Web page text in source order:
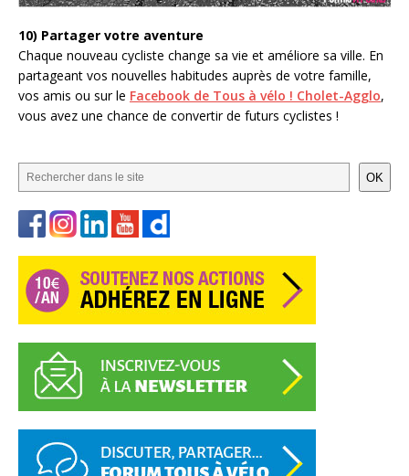
10) Partager votre aventure
Chaque nouveau cycliste change sa vie et améliore sa ville. En
partageant vos nouvelles habitudes auprès de votre famille,
vos amis ou sur le Facebook de Tous à vélo ! Cholet-Agglo,
vous avez une chance de convertir de futurs cyclistes !
OK